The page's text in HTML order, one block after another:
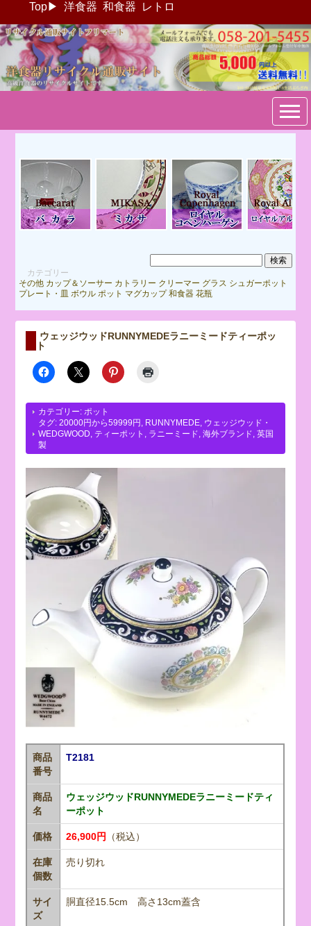
Top▶ 洋食器 和食器 レトロ
ブランド洋食器：リサイクル
通販サイトフリマート
カテゴリー
その他 カップ＆ソーサー カトラリー クリーマー グラス シュガーポット
プレート・皿 ボウル ポット マグカップ 和食器 花瓶
ウェッジウッドRUNNYMEDEラニーミードティーポッ
ト
カテゴリー:ポット
タグ:20000円から59999円 , RUNNYMEDE, ウェッジウッド・
WEDGWOOD, ティーポット , ラニーミード,海外ブランド,英国
製
商品
番号
T2181
商品
名
ウェッジウッドRUNNYMEDEラニーミードティ
ーポット
価格 26,900円 （税込）
在庫
個数
売り切れ
サイ
ズ
胴直径15.5cm 高さ13cm蓋含